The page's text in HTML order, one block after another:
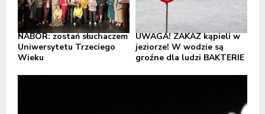
NABÓR: zostań słuchaczem
Uniwersytetu Trzeciego
Wieku
UWAGA! ZAKAZ kąpieli w
jeziorze! W wodzie są
groźne dla ludzi BAKTERIE